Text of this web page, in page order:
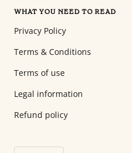
WHAT YOU NEED TO READ
Privacy Policy
Terms & Conditions
Terms of use
Legal information
Refund policy